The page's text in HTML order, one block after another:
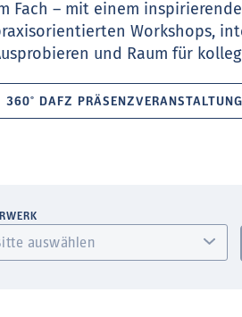
Fach – mit einem
Workshops,
und Raum für
360° DAFZ